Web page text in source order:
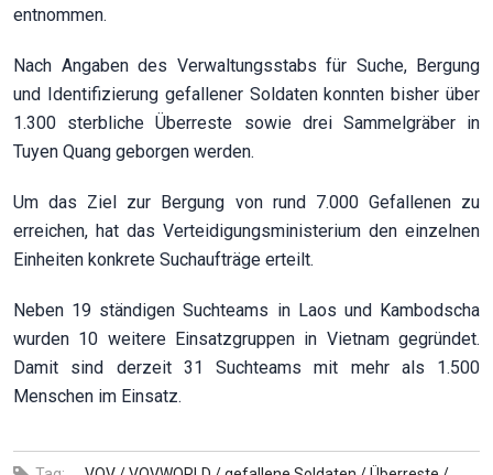
entnommen.
Nach Angaben des Verwaltungsstabs für Suche, Bergung
und Identifizierung gefallener Soldaten konnten bisher über
1.300 sterbliche Überreste sowie drei Sammelgräber in
Tuyen Quang geborgen werden.
Um das Ziel zur Bergung von rund 7.000 Gefallenen zu
erreichen, hat das Verteidigungsministerium den einzelnen
Einheiten konkrete Suchaufträge erteilt.
Neben 19 ständigen Suchteams in Laos und Kambodscha
wurden 10 weitere Einsatzgruppen in Vietnam gegründet.
Damit sind derzeit 31 Suchteams mit mehr als 1.500
Menschen im Einsatz.